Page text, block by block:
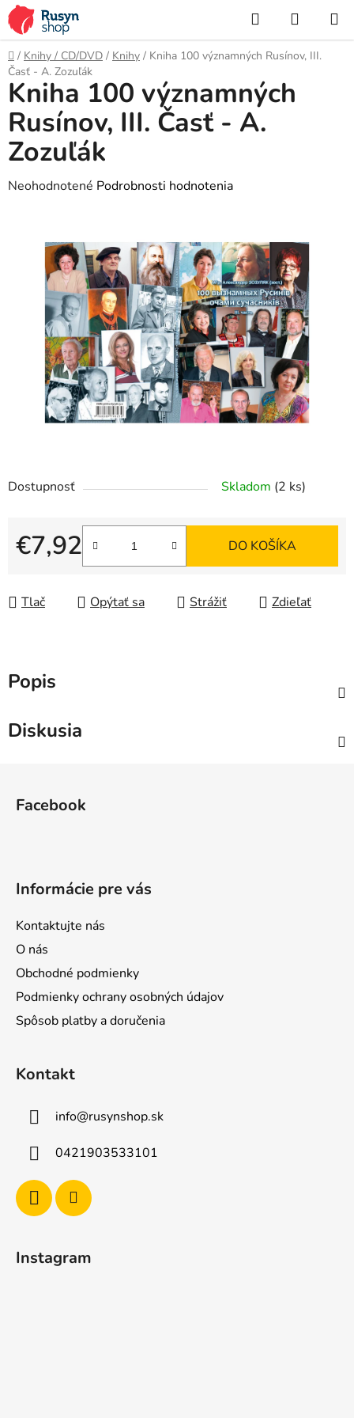
Prejsť
na
obsah
Hľadať
KOŠÍK
Domov
/ Knihy / CD/DVD / Knihy / Kniha 100 významných Rusínov, III.
Časť - A. Zozuľák
Dostupnosť Skladom (2 ks)
€7,92
Jednotková cena:
DO KOŠÍKA
Tlač Opýtať sa Strážiť Zdieľať
Kniha 100 významných
Rusínov, III. Časť - A.
Zozuľák
Priemerné
hviezdičiek.
Neohodnotené Podrobnosti hodnotenia
Popis
Diskusia
Facebook
Informácie pre vás
Kontaktujte nás
O nás
Obchodné podmienky
Podmienky ochrany osobných údajov
Spôsob platby a doručenia
Kontakt
info@rusynshop.sk
0421903533101
Instagram